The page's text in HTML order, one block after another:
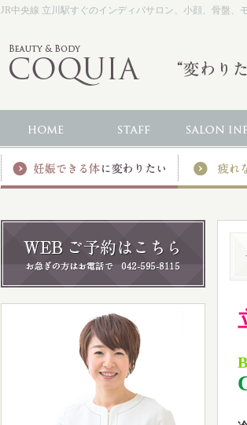
JR中央線 立川駅すぐのインディバサロン、小顔、骨盤